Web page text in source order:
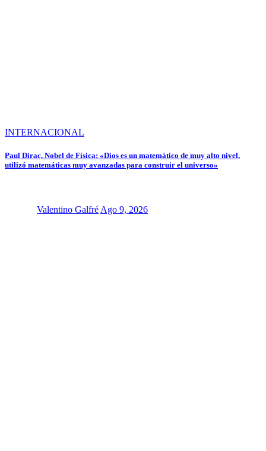
INTERNACIONAL
Paul Dirac, Nobel de Física: «Dios es un matemático de muy alto nivel,
utilizó matemáticas muy avanzadas para construir el universo»
Valentino Galfré Ago 9, 2026